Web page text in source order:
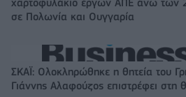
χαρτοφυλάκιο έργων ΑΠΕ άνω των
σε Πολωνία και Ουγγαρία
ΣΚΑΪ: Ολοκληρώθηκε η θητεία του
Γιάννης Αλαφούζος επιστρέφει στη